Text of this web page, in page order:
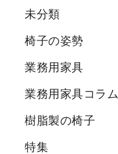
未分類
椅子の姿勢
業務用家具
業務用家具コラム
樹脂製の椅子
特集